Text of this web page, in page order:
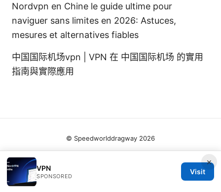
Nordvpn en Chine le guide ultime pour
naviguer sans limites en 2026: Astuces,
mesures et alternatives fiables
中国国际机场vpn | VPN 在 中国国际机场 的實用
指南與實際應用
×
VPN
SPONSORED
Visit
© Speedworlddragway 2026